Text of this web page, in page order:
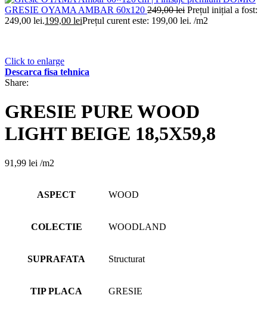
GRESIE OYAMA AMBAR 60x120 249,00lei Prețul inițial a fost:
249,00 lei.199,00 leiPrețul curent este: 199,00 lei. /m2
Click to enlarge
Descarca fisa tehnica
Share:
GRESIE PURE WOOD
LIGHT BEIGE 18,5X59,8
91,99 lei /m2
ASPECT WOOD
COLECTIE WOODLAND
SUPRAFATA Structurat
TIP PLACA GRESIE